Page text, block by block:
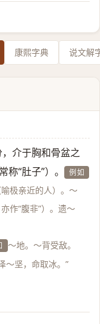
康熙字典 说文解
介于胸和骨盆之
“肚子”）。
例如
极亲近的人）。～
作“腹非”）。遗～
～地。～背受敌。
～坚，命取冰。”